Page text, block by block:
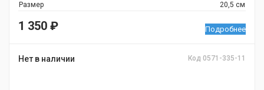
Размер
20,5 см
1 350 ₽ Подробнее
Нет в наличии Код 0571-335-11